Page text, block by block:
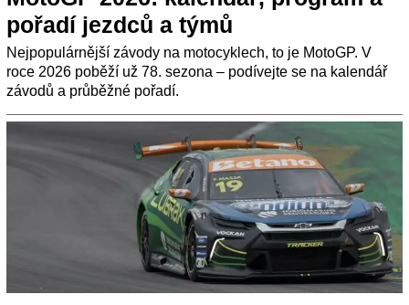
pořadí jezdců a týmů
Nejpopulárnější závody na motocyklech, to je MotoGP. V
roce 2026 poběží už 78. sezona – podívejte se na kalendář
závodů a průběžné pořadí.